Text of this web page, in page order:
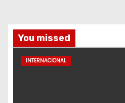
You missed
INTERNACIONAL